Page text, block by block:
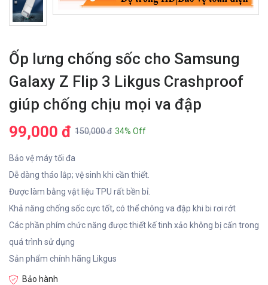
Ốp lưng chống sốc cho Samsung
Galaxy Z Flip 3 Likgus Crashproof
giúp chống chịu mọi va đập
99,000 đ 150,000 đ 34% Off
Bảo vệ máy tối đa
Dễ dàng tháo lắp; vệ sinh khi cần thiết.
Được làm bằng vật liệu TPU rất bền bỉ.
Khả năng chống sốc cực tốt, có thể chông va đập khi bi rơi rớt
Các phần phím chức năng được thiết kế tinh xảo không bị cấn trong
quá trình sử dụng
Sản phẩm chính hãng Likgus
Bảo hành